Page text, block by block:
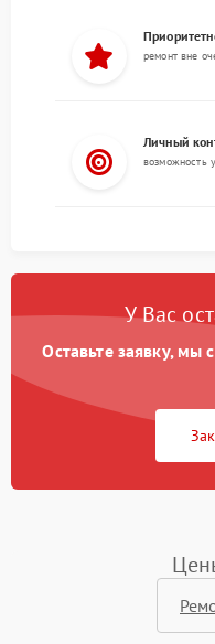
ремонт вне
Личный
возможность
У Вас
Оставьте заявку,